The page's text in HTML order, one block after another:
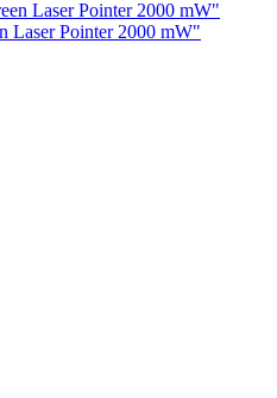
Laser Pointer 2000 mW"